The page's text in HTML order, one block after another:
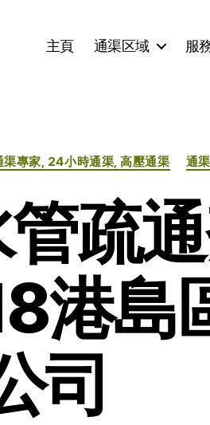
主頁 通渠区域 服
專家, 24小時通渠, 高壓通渠 通
管疏
港島
司